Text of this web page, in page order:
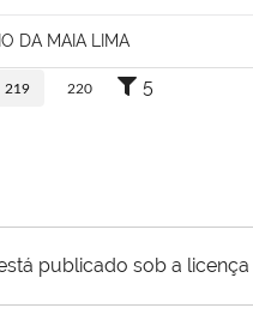
DA MAIA LIMA
219 220 5
publicado sob a licença